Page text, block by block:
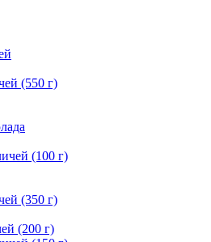
(550 г)
(100 г)
(350 г)
(200 г)